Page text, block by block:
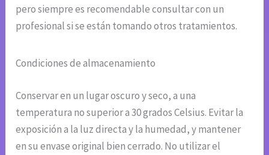
pero siempre es recomendable consultar con un
profesional si se están tomando otros tratamientos.
Condiciones de almacenamiento
Conservar en un lugar oscuro y seco, a una
temperatura no superior a 30 grados Celsius. Evitar la
exposición a la luz directa y la humedad, y mantener
en su envase original bien cerrado. No utilizar el